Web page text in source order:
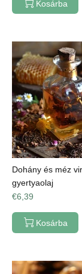
Kosárba
Dohány és méz
gyertyaolaj
€6,39
Kosárba